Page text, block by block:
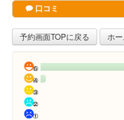
口コミ
予約画面TOPに戻る ホ